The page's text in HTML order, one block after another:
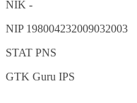
NIK -
NIP 198004232009032003
STAT PNS
GTK Guru IPS